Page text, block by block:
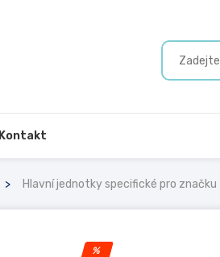
Kontakt
Hlavní jednotky specifické pro značku
%